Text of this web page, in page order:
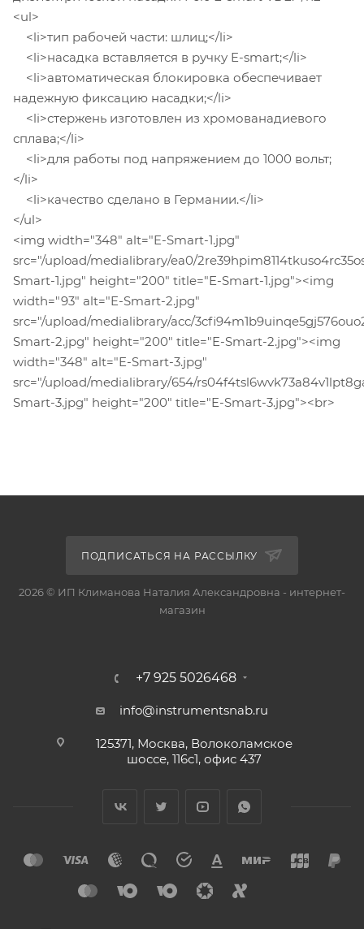
<ul>
<li>тип рабочей части: шлиц;</li>
<li>насадка вставляется в ручку E-smart;</li>
<li>автоматическая блокировка обеспечивает
надежную фиксацию насадки;</li>
<li>стержень изготовлен из хромованадиевого
сплава;</li>
<li>для работы под напряжением до 1000 вольт;
</li>
<li>качество сделано в Германии.</li>
</ul>
<img width="348" alt="E-Smart-1.jpg"
src="/upload/medialibrary/ea0/
Smart-1.jpg" height="200" title="E-Smart-1.jpg"><img
width="93" alt="E-Smart-2.jpg"
src="/upload/medialibrary/acc/
Smart-2.jpg" height="200" title="E-Smart-2.jpg"><img
width="348" alt="E-Smart-3.jpg"
src="/upload/medialibrary/654/
Smart-3.jpg" height="200" title="E-Smart-3.jpg"><br>
ПОДПИСАТЬСЯ НА РАССЫЛКУ
2026 © ИП Климанова Наталия Александровна - интернет-
магазин
+7 925 5026468
info@instrumentsnab.ru
125371, Москва, Волоколамское
шоссе, 116с1, офис 437